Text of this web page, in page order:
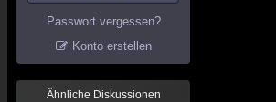
Passwort vergessen?
Konto erstellen
Ähnliche Diskussionen